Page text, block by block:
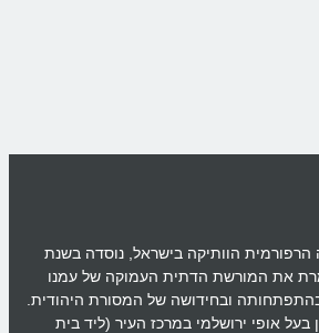
הוותיקה בישראל, נוסדה בשנת
את המורשת הדתית העמוקה של עמנו
ובחידושה של המסורת היהודית.
בעל אופי ירושלמי במרכז העיר (ליד בית